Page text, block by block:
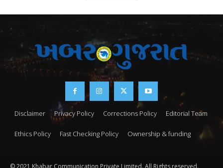
Disclaimer Privacy Policy Corrections Policy Editorial Team
Ethics Policy Fast Checking Policy Ownership & funding